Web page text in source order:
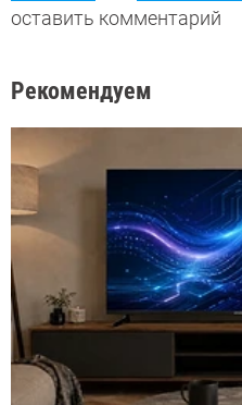
оставить комментарий
Рекомендуем